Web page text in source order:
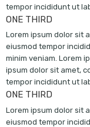
tempor incididunt ut
ONE THIRD
Lorem ipsum dolor sit
eiusmod tempor
minim veniam. Lorem
ipsum dolor sit amet,
tempor incididunt ut
ONE THIRD
Lorem ipsum dolor sit
eiusmod tempor